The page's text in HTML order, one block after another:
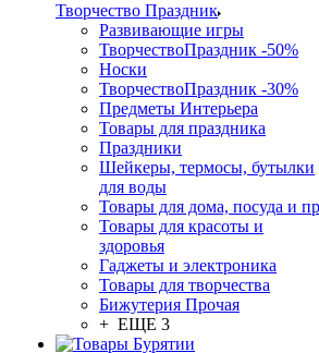
Творчество Праздник
Развивающие игры
ТворчествоПраздник -50%
Носки
ТворчествоПраздник -30%
Предметы Интерьера
Товары для праздника
Праздники
Шейкеры, термосы, бутылки
для воды
Товары для дома, посуда и
Товары для красоты и
здоровья
Гаджеты и электроника
Товары для творчества
Бижутерия Прочая
+ ЕЩЕ 3